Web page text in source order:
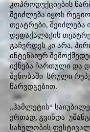
კოპროდუქციების
შეიძლება იყოს
თეატრები, შეიძლება
დედაქალაქის
გაჩერდეს კი არა,
ინტენსიურ
იქნება ჩართული და
შენობაში სრული
წარვდგებით.
„ჰამლეტის“
ერთად, გვინდა
სახელობის